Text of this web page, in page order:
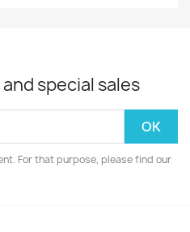
special sales
For that purpose, please find our